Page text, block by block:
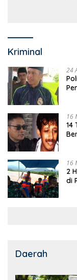
Kriminal
24
16
14
16
2
di
Daerah